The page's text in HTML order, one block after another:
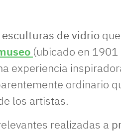
de vidrio
(ubicado en 1901
experiencia
ordinario
los artistas.
realizadas a